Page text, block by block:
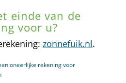
einde van de
voor u?
zonnefuik.nl.
oneerlijke rekening voor